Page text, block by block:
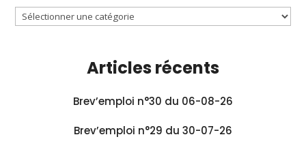
Articles récents
Brev’emploi n°30 du 06-08-26
Brev’emploi n°29 du 30-07-26